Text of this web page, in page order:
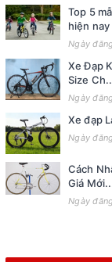
Top 5
hiện nay
Ngày
Xe Đạp
Size
Ngày
Xe đạp
Ngày
Cách
Giá
Ngày